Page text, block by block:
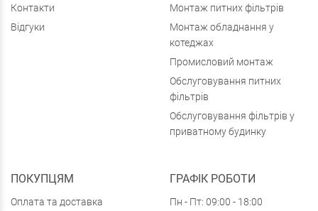
Контакти
Відгуки
Монтаж питних фільтрів
Монтаж обладнання у
котеджах
Промисловий монтаж
Обслуговування питних
фільтрів
Обслуговування фільтрів у
приватному будинку
ПОКУПЦЯМ
Оплата та доставка
ГРАФІК РОБОТИ
Пн - Пт: 09:00 - 18:00